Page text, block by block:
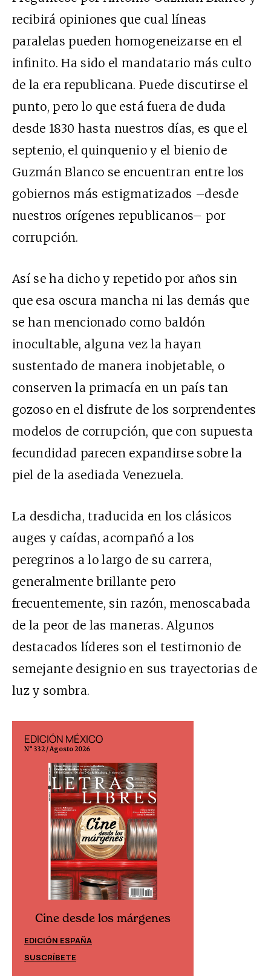
recibirá opiniones que cual líneas
paralelas pueden homogeneizarse en el
infinito. Ha sido el mandatario más culto
de la era republicana. Puede discutirse el
punto, pero lo que está fuera de duda
desde 1830 hasta nuestros días, es que el
septenio, el quinquenio y el bienio de
Guzmán Blanco se encuentran entre los
gobiernos más estigmatizados –desde
nuestros orígenes republicanos– por
corrupción.
Así se ha dicho y repetido por años sin
que esa oscura mancha ni las demás que
se han mencionado como baldón
inocultable, alguna vez la hayan
sustentado de manera inobjetable, o
conserven la primacía en un país tan
gozoso en el disfrute de los sorprendentes
modelos de corrupción, que con supuesta
fecundidad parecen expandirse sobre la
piel de la asediada Venezuela.
La desdicha, traducida en los clásicos
auges y caídas, acompañó a los
peregrinos a lo largo de su carrera,
generalmente brillante pero
frecuentemente, sin razón, menoscabada
de la peor de las maneras. Algunos
destacados líderes son el testimonio de
semejante designio en sus trayectorias de
luz y sombra.
EDICIÓN MÉXICO
N° 332 / Agosto 2026
Cine desde los márgenes
EDICIÓN ESPAÑA
SUSCRÍBETE